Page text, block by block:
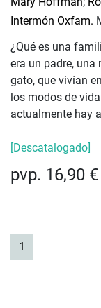
Intermón Oxfam.
¿Qué es una
era un padre, una
gato, que vivían
los modos de
actualmente hay
[Descatalogado]
pvp. 16,90 €
1